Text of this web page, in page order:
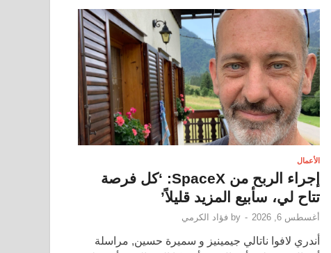
الأعمال
إجراء الربح من SpaceX: ‘كل فرصة
تتاح لي، سأبيع المزيد قليلاً’
أغسطس 6, 2026 -
by فؤاد الكرمي
أندري لافوا ناتالي جيمينيز و سميرة حسين, مراسلة